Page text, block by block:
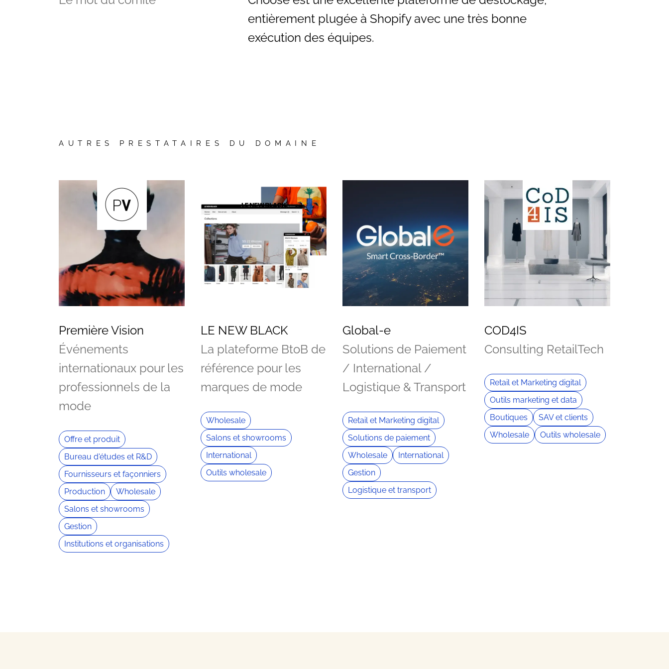
entièrement plugée à Shopify avec une très bonne
exécution des équipes.
AUTRES PRESTATAIRES DU DOMAINE
Première Vision
Événements
internationaux pour les
professionnels de la
mode
Offre et produit
Bureau d'études et R&D
Fournisseurs et façonniers
Production
Wholesale
Salons et showrooms
Gestion
Institutions et organisations
LE NEW BLACK
La plateforme BtoB de
référence pour les
marques de mode
Wholesale
Salons et showrooms
International
Outils wholesale
Global-e
Solutions de Paiement
/ International /
Logistique & Transport
Retail et Marketing digital
Solutions de paiement
Wholesale
International
Gestion
Logistique et transport
COD4IS
Consulting RetailTech
Retail et Marketing digital
Outils marketing et data
Boutiques
SAV et clients
Wholesale
Outils wholesale